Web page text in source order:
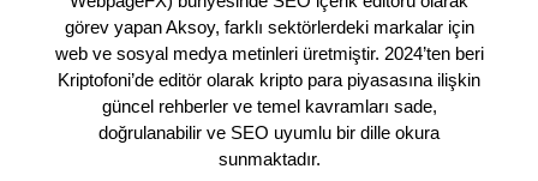
görev yapan Aksoy, farklı sektörlerdeki markalar için
web ve sosyal medya metinleri üretmiştir. 2024’ten beri
Kriptofoni’de editör olarak kripto para piyasasına ilişkin
güncel rehberler ve temel kavramları sade,
doğrulanabilir ve SEO uyumlu bir dille okura
sunmaktadır.